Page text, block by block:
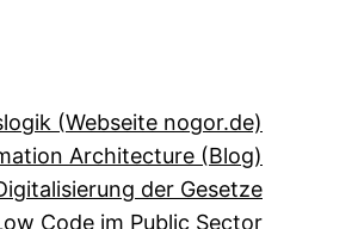
(Webseite nogor.de)
Architecture (Blog)
der Gesetze
Code im Public Sector